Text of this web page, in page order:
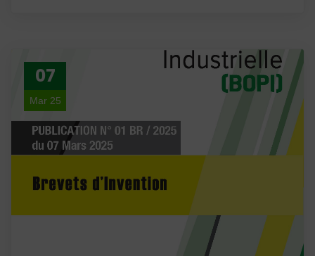
07
Mar 25